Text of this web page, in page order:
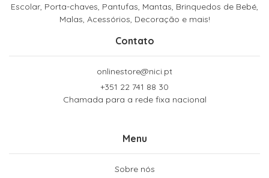
Escolar, Porta-chaves, Pantufas, Mantas, Brinquedos de Bebé,
Malas, Acessórios, Decoração e mais!
Contato
onlinestore@nici.pt
+351 22 741 88 30
Chamada para a rede fixa nacional
Menu
Sobre nós